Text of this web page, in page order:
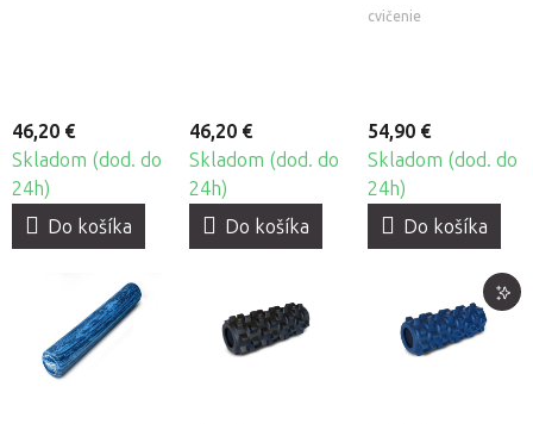
46,20 €
Skladom (dod. do
24h)
Do košíka
46,20 €
Skladom (dod. do
24h)
Do košíka
Pilates
cvičenie
54,90 €
Skladom (dod. do
24h)
Do košíka